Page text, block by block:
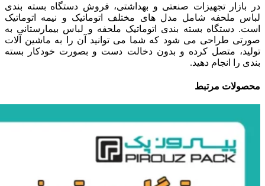
در بازار تجهیزات صنعتی و بهداشتی، فروش دستگاه بسته بندی
لباس ملحفه شامل مدل های مختلف اتوماتیک و نیمه اتوماتیک
است. دستگاه بسته بندی اتوماتیک ملحفه و لباس بیمارستانی به
صورتی طراحی می شود که شما می توانید آن را به ماشین آلات
تولید، متصل کرده و بدون دخالت دست و بصورت خودکار بسته
بندی را انجام دهید.
محصولات مرتبط